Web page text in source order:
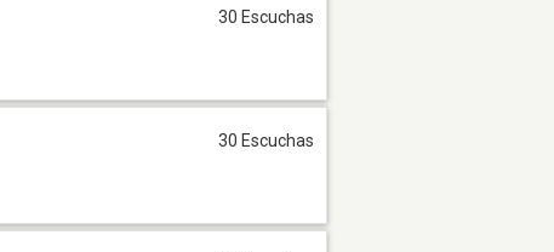
30 Escuchas
30 Escuchas